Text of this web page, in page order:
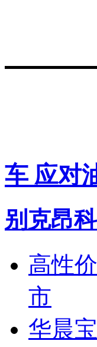
车 应对
别克昂
高性
市
华晨